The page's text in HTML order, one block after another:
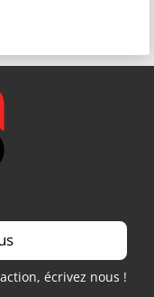
écrivez nous !